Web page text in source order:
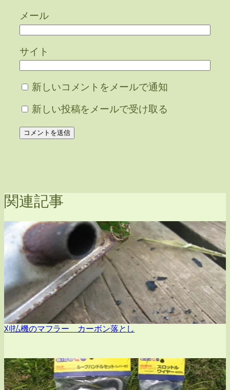
メール
サイト
新しいコメントをメールで通知
新しい投稿をメールで受け取る
関連記事
刈払機のマフラー カーボン落とし